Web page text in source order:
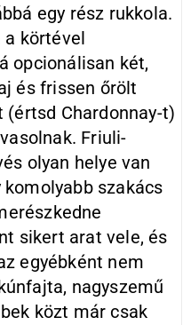
egy rész rukkola.
a körtével
opcionálisan két,
és frissen őrölt
Chardonnay-t)
Friuli-
olyan helye van
szakács
sikert arat vele, és
egyébként nem
nagyszemű
közt már csak